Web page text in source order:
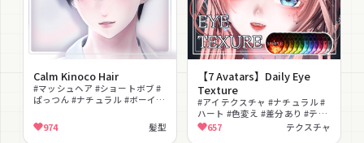
Calm Kinoco Hair
#マッシュヘア #ショートボブ #
ぱっつん #ナチュラル #ボーイッ
974 髪型
【7 Avatars】Daily Eye
Texture
#アイテクスチャ #ナチュラル #
ハート #色変え #差分あり #テク
スチャ
657 テクスチャ